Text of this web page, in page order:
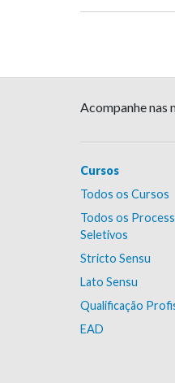
Acompanhe nas
Cursos
Todos os Cursos
Todos os
Seletivos
Stricto Sensu
Lato Sensu
Qualificação
EAD